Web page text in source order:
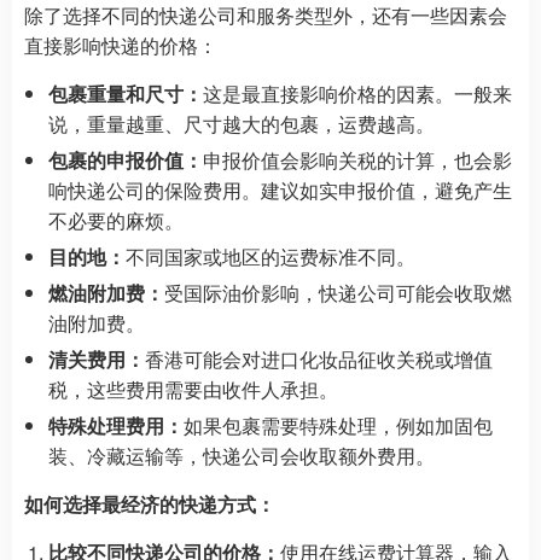
除了选择不同的快递公司和服务类型外，还有一些因素会
直接影响快递的价格：
包裹重量和尺寸： 这是最直接影响价格的因素。一般来
说，重量越重、尺寸越大的包裹，运费越高。
包裹的申报价值： 申报价值会影响关税的计算，也会影
响快递公司的保险费用。建议如实申报价值，避免产生
不必要的麻烦。
目的地： 不同国家或地区的运费标准不同。
燃油附加费： 受国际油价影响，快递公司可能会收取燃
油附加费。
清关费用： 香港可能会对进口化妆品征收关税或增值
税，这些费用需要由收件人承担。
特殊处理费用： 如果包裹需要特殊处理，例如加固包
装、冷藏运输等，快递公司会收取额外费用。
如何选择最经济的快递方式：
比较不同快递公司的价格： 使用在线运费计算器，输入